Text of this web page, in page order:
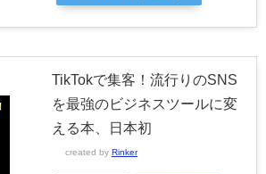
TikTokで集客！流行りのSNS
を最強のビジネスツールに変
える本、日本初
created by Rinker